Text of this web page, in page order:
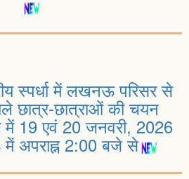
स्पर्धा में लखनऊ परिसर से
छात्र-छात्राओं की चयन
में 19 एवं 20 जनवरी, 2026
अपराह्न 2:00 बजे से